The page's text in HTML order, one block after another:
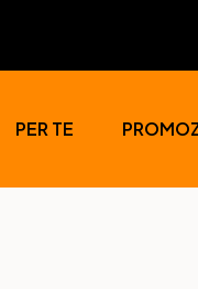
PER TE